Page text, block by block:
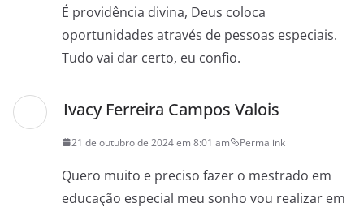
É providência divina, Deus coloca
oportunidades através de pessoas especiais.
Tudo vai dar certo, eu confio.
Ivacy Ferreira Campos Valois
21 de outubro de 2024 em 8:01 am Permalink
Quero muito e preciso fazer o mestrado em
educação especial meu sonho vou realizar em